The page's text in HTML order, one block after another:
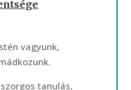
vagyunk,
tanulás,